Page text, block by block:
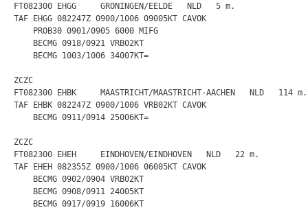
FT082300 EHGG     GRONINGEN/EELDE   NLD   5 m.
TAF EHGG 082247Z 0900/1006 09005KT CAVOK
    PROB30 0901/0905 6000 MIFG
    BECMG 0918/0921 VRB02KT
    BECMG 1003/1006 34007KT=
ZCZC
FT082300 EHBK     MAASTRICHT/MAASTRICHT-AACHEN   NLD   114 m.
TAF EHBK 082247Z 0900/1006 VRB02KT CAVOK
    BECMG 0911/0914 25006KT=
ZCZC
FT082300 EHEH     EINDHOVEN/EINDHOVEN   NLD   22 m.
TAF EHEH 082355Z 0900/1006 06005KT CAVOK
    BECMG 0902/0904 VRB02KT
    BECMG 0908/0911 24005KT
    BECMG 0917/0919 16006KT